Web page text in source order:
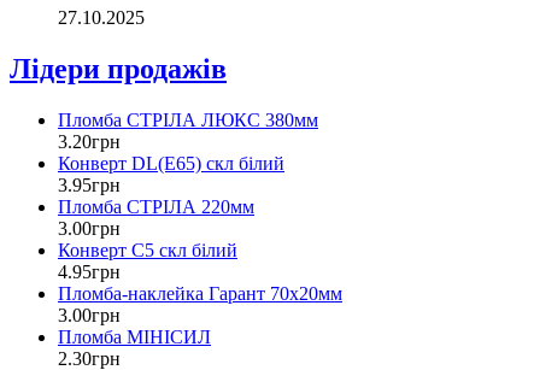
27.10.2025
Лідери продажів
Пломба СТРІЛА ЛЮКС 380мм
3.20грн
Конверт DL(Е65) скл білий
3.95грн
Пломба СТРІЛА 220мм
3.00грн
Конверт С5 скл білий
4.95грн
Пломба-наклейка Гарант 70х20мм
3.00грн
Пломба МІНІСИЛ
2.30грн